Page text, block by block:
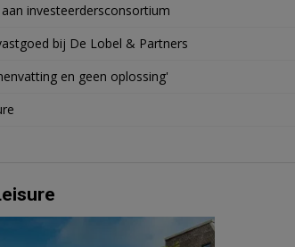
investeerdersconsortium
bij De Lobel & Partners
en geen oplossing'